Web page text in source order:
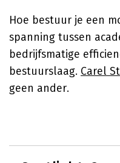
Hoe bestuur je een
spanning tussen
bedrijfsmatige
bestuurslaag. Carel
geen ander.